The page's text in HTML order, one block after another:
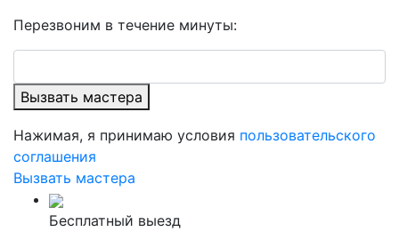
Перезвоним в течение минуты:
Вызвать мастера
Нажимая, я принимаю условия пользовательского
соглашения
Вызвать мастера
Бесплатный выезд